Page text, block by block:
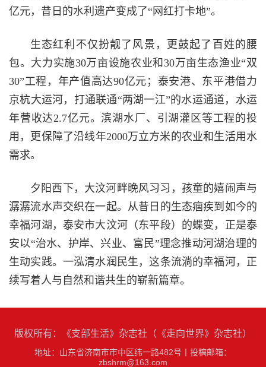
亿元，昔日的水利遗产变成了“网红打卡地”。
生态红利不仅扮靓了风景，更鼓起了百姓的腰
包。大力实施30万亩设施农业和30万亩生态渔业“双
30”工程，年产值高达90亿元；泰安港、东平港借力
京杭大运河，打通联通“两湖一江”的水运通道，水运
年营收达2.7亿元。滨湖水厂、引湖灌区等工程的投
用，更保障了沿线年2000万立方米的农业和生活用水
需求。
夕阳西下，大汶河畔晚风习习，孩童的嬉闹声与
潺潺流水声交织在一起。从昔日的生态痼疾到如今的
幸福河湖，泰安市大汶河（东平段）的蝶变，正是泰
安以“治水、护岸、兴业、富民”理念推动河湖治理的
生动实践。一泓清水润民生，这条流淌的幸福河，正
续写着人与自然和谐共生的崭新篇章。
版权所有：《支部生活》杂志社（《走向世界》杂志社）
地址：山东省济南市市中区纬一路482号
投稿邮箱：
zbshrm@163.com